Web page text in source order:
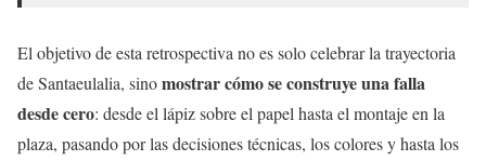
El objetivo de esta retrospectiva no es solo celebrar la trayectoria
de Santaeulalia, sinomostrar cómo se construye una falla
desde cero: desde el lápiz sobre el papel hasta el montaje en la
plaza, pasando por las decisiones técnicas, los colores y hasta los